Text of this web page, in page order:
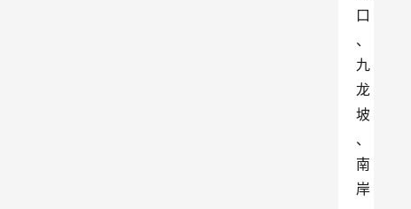
口
、
九
龙
坡
、
南
岸